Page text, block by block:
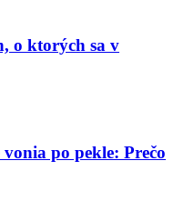
o ktorých sa v
po pekle: Prečo